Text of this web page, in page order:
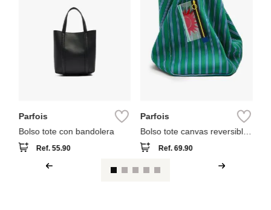
Parfois
Bolso tote con bandolera
Ref.55.90
Parfois
Bolso tote canvas reversible
a rayas
Ref.69.90